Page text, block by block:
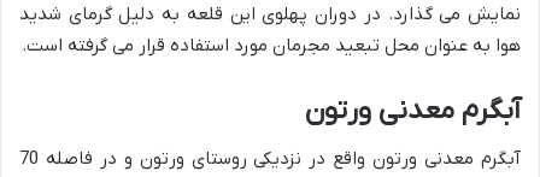
نمایش می گذارد. در دوران پهلوی این قلعه به دلیل گرمای شدید
هوا به عنوان محل تبعید مجرمان مورد استفاده قرار می گرفته است.
آبگرم معدنی ورتون
آبگرم معدنی ورتون واقع در نزدیکی روستای ورتون و در فاصله 70